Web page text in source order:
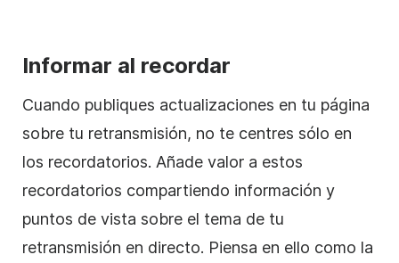
Informar al recordar
Cuando publiques actualizaciones en tu página
sobre tu retransmisión, no te centres sólo en
los recordatorios. Añade valor a estos
recordatorios compartiendo información y
puntos de vista sobre el tema de tu
retransmisión en directo. Piensa en ello como la